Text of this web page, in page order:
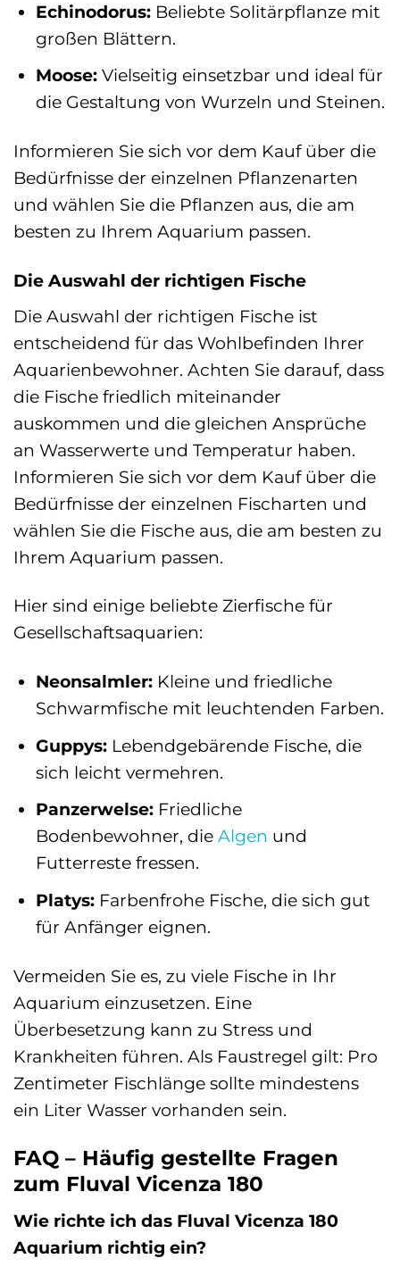
Echinodorus:Beliebte Solitärpflanze mit
großen Blättern.
Moose:Vielseitig einsetzbar und ideal für
die Gestaltung von Wurzeln und Steinen.
Informieren Sie sich vor dem Kauf über die
Bedürfnisse der einzelnen Pflanzenarten
und wählen Sie die Pflanzen aus, die am
besten zu Ihrem Aquarium passen.
Die Auswahl der richtigen Fische
Die Auswahl der richtigen Fische ist
entscheidend für das Wohlbefinden Ihrer
Aquarienbewohner. Achten Sie darauf, dass
die Fische friedlich miteinander
auskommen und die gleichen Ansprüche
an Wasserwerte und Temperatur haben.
Informieren Sie sich vor dem Kauf über die
Bedürfnisse der einzelnen Fischarten und
wählen Sie die Fische aus, die am besten zu
Ihrem Aquarium passen.
Hier sind einige beliebte Zierfische für
Gesellschaftsaquarien:
Neonsalmler:Kleine und friedliche
Schwarmfische mit leuchtenden Farben.
Guppys:Lebendgebärende Fische, die
sich leicht vermehren.
Panzerwelse:Friedliche
Bodenbewohner, die Algen und
Futterreste fressen.
Platys:Farbenfrohe Fische, die sich gut
für Anfänger eignen.
Vermeiden Sie es, zu viele Fische in Ihr
Aquarium einzusetzen. Eine
Überbesetzung kann zu Stress und
Krankheiten führen. Als Faustregel gilt: Pro
Zentimeter Fischlänge sollte mindestens
ein Liter Wasser vorhanden sein.
FAQ – Häufig gestellte Fragen
zum Fluval Vicenza 180
Wie richte ich das Fluval Vicenza 180
Aquarium richtig ein?